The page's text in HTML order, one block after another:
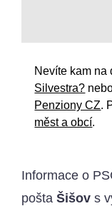
Nevíte kam na
Silvestra?
Penziony CZ.
měst a obcí.
Informace o
poštaŠišov s